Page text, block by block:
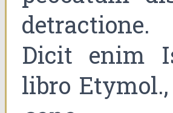
detractione.
Dicit enim
libro Etymol.,